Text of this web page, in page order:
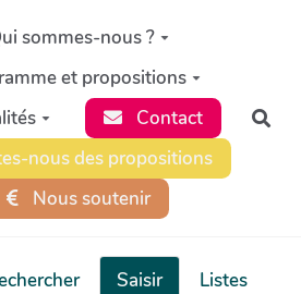
sommes-nous ?
et propositions
Contact
nous des propositions
Nous soutenir
Saisir
Listes